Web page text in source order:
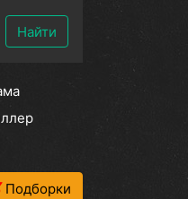
Найти
Подборки